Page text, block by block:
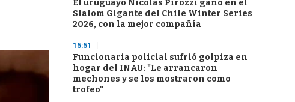
El uruguayo Nicolás Pirozzi ganó en el
Slalom Gigante del Chile Winter Series
2026, con la mejor compañía
15:51
Funcionaria policial sufrió golpiza en
hogar del INAU: "Le arrancaron
mechones y se los mostraron como
trofeo"